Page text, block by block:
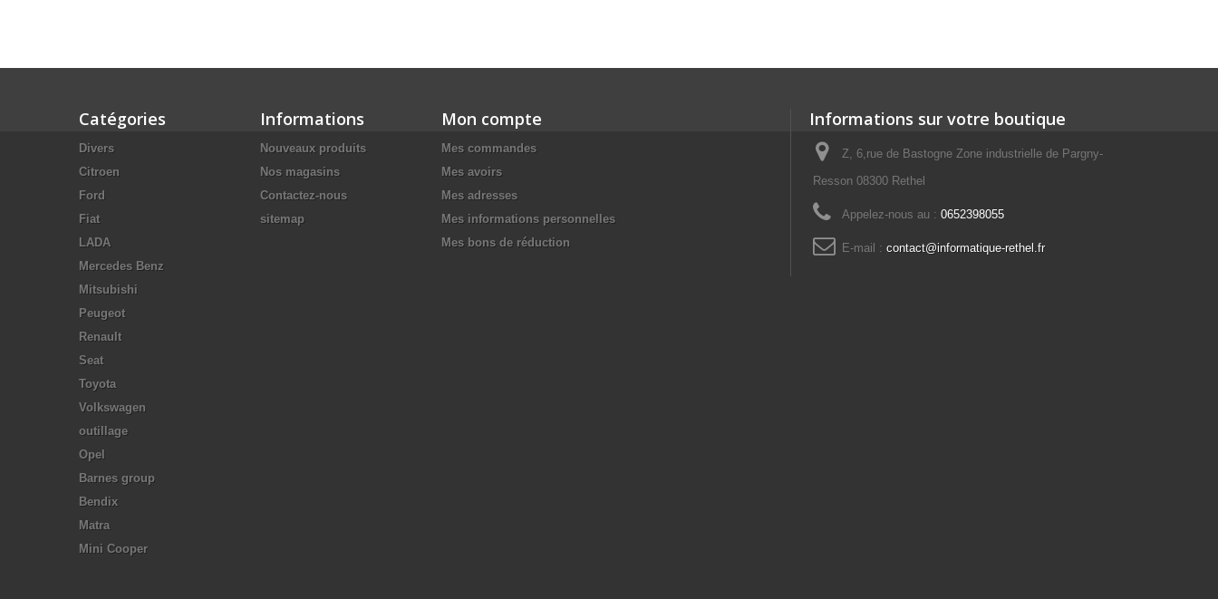
Catégories
Divers
Citroen
Ford
Fiat
LADA
Mercedes Benz
Mitsubishi
Peugeot
Renault
Seat
Toyota
Volkswagen
outillage
Opel
Barnes group
Bendix
Matra
Mini Cooper
Informations
Nouveaux produits
Nos magasins
Contactez-nous
sitemap
Mon compte
Mes commandes
Mes avoirs
Mes adresses
Mes informations personnelles
Mes bons de réduction
Informations sur votre boutique
Z, 6,rue de Bastogne Zone industrielle de Pargny-
Resson 08300 Rethel
Appelez-nous au : 0652398055
E-mail : contact@informatique-rethel.fr